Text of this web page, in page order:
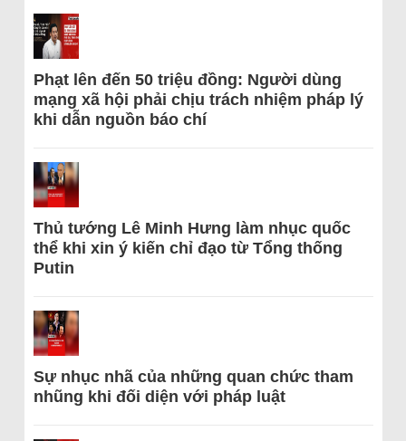
Phạt lên đến 50 triệu đồng: Người dùng
mạng xã hội phải chịu trách nhiệm pháp lý
khi dẫn nguồn báo chí
Thủ tướng Lê Minh Hưng làm nhục quốc
thể khi xin ý kiến chỉ đạo từ Tổng thống
Putin
Sự nhục nhã của những quan chức tham
nhũng khi đối diện với pháp luật